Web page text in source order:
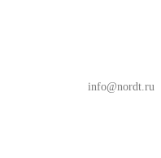
info@nordt.ru